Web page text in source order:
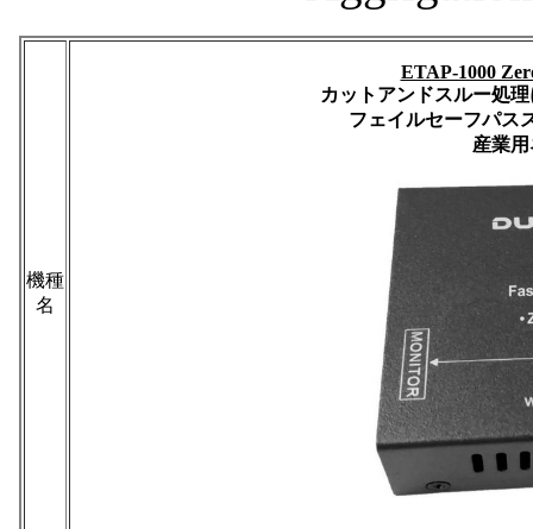
機種
名
ETAP-1000
カットアンドスルー処
フェイルセーフパス
産業